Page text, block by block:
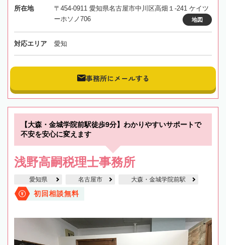
所在地
〒454-0911 愛知県名古屋市中川区高畑１-241 ケイツ
ーホソノ706
地図
対応エリア 愛知
事務所にメールする
【大森・金城学院前駅徒歩9分】わかりやすいサポートで
不安を安心に変えます
浅野高嗣税理士事務所
愛知県 名古屋市 大森・金城学院前駅
初回相談無料